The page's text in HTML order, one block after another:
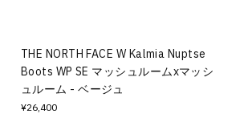
THE NORTH FACE W Kalmia Nuptse
Boots WP SE マッシュルームxマッシ
ュルーム - ベージュ
¥26,400